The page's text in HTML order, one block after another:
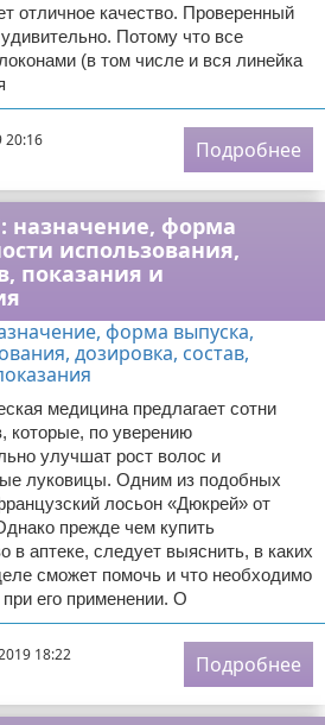
отличное качество. Проверенный
Потому что все
(в том числе и вся линейка
20:16
Подробнее
назначение, форма
использования,
показания и
медицина предлагает сотни
которые, по уверению
улучшат рост волос и
луковицы. Одним из подобных
лосьон «Дюкрей» от
прежде чем купить
в аптеке, следует выяснить, в каких
сможет помочь и что необходимо
его применении. О
18:22
Подробнее